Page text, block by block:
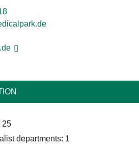
25
departments: 1